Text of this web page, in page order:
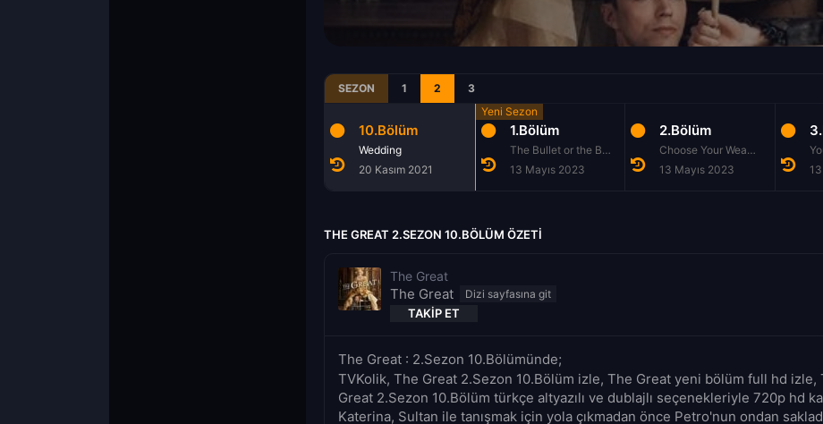
SEZON 1 2 3
10.Bölüm
Wedding
20 Kasım 2021
1.Bölüm
The Bullet or the Bear
13 Mayıs 2023
2.Bölüm
Choose Your Weapon
13 Mayıs 2023
THE GREAT 2.SEZON 10.BÖLÜM ÖZETI
The Great
The Great
TAKIP ET
The Great : 2.Sezon 10.Bölümünde;
TVKolik, The Great 2.Sezon 10.Bölüm izle, The Great yeni bölüm full hd izle,
Great 2.Sezon 10.Bölüm türkçe altyazılı ve dublajlı seçenekleriyle 720p hd
Katerina, Sultan ile tanışmak için yola çıkmadan önce Petro'nun ondan